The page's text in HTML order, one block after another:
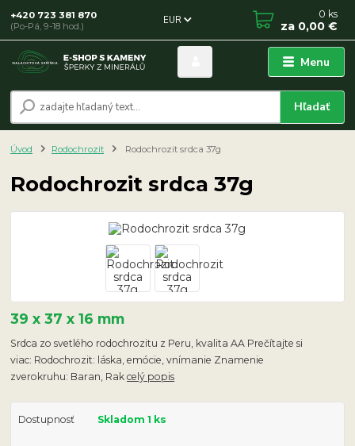
Menu
EUR
Hľadať
+420 723 381 870
(Po-Pá, 9-18 hod.)
0 ks
za 0,00 €
Úvod Rodochrozit Rodochrozit srdca 37g
Rodochrozit srdca 37g
39 x 37 x 16 mm
Srdca zo svetlého rodochrozitu z Peru, kvalita AA Prečítajte si
viac: Rodochrozit: láska, emócie, vnímanie Znamenie
zverokruhu: Baran, Rakcelý popis
Dostupnosť Skladom 1 ks